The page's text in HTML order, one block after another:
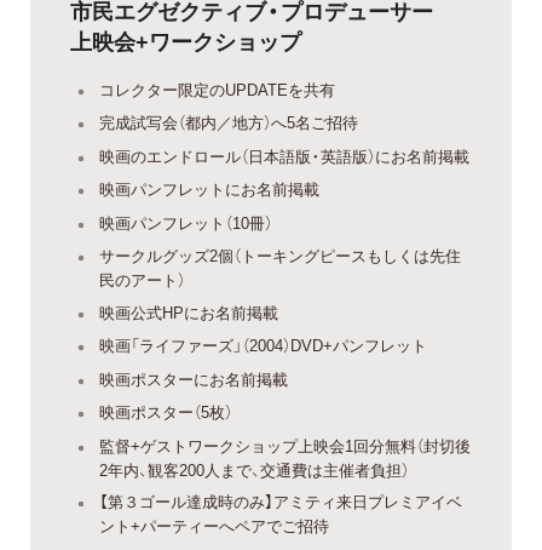
市民エグゼクティブ・プロデューサー
上映会+ワークショップ
コレクター限定のUPDATEを共有
完成試写会（都内／地方）へ5名ご招待
映画のエンドロール（日本語版・英語版）にお名前掲載
映画パンフレットにお名前掲載
映画パンフレット（10冊）
サークルグッズ2個（トーキングピースもしくは先住
民のアート）
映画公式HPにお名前掲載
映画「ライファーズ」（2004）DVD+パンフレット
映画ポスターにお名前掲載
映画ポスター（5枚）
監督+ゲストワークショップ上映会1回分無料（封切後
2年内、観客200人まで、交通費は主催者負担）
【第３ゴール達成時のみ】アミティ来日プレミアイベ
ント+パーティーへペアでご招待